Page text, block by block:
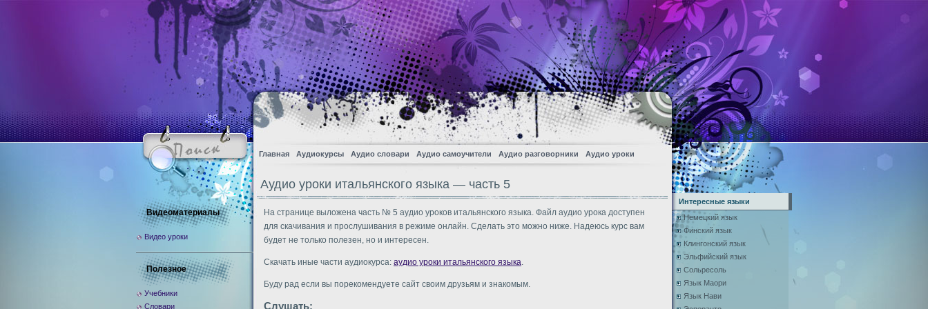
Главная Аудиокурсы Аудио словари Аудио самоучители Аудио разговорники Аудио уроки
Аудио уроки итальянского языка — часть 5
На странице выложена часть № 5 аудио уроков итальянского языка. Файл аудио урока доступен
для скачивания и прослушивания в режиме онлайн. Сделать это можно ниже. Надеюсь курс вам
будет не только полезен, но и интересен.
Скачать иные части аудиокурса: аудио уроки итальянского языка.
Буду рад если вы порекомендуете сайт своим друзьям и знакомым.
Слушать:
Видеоматериалы
Видео уроки
Полезное
Учебники
Словари
Интересные языки
Немецкий язык
Финский язык
Клингонский язык
Эльфийский язык
Сольресоль
Язык Маори
Язык Нави